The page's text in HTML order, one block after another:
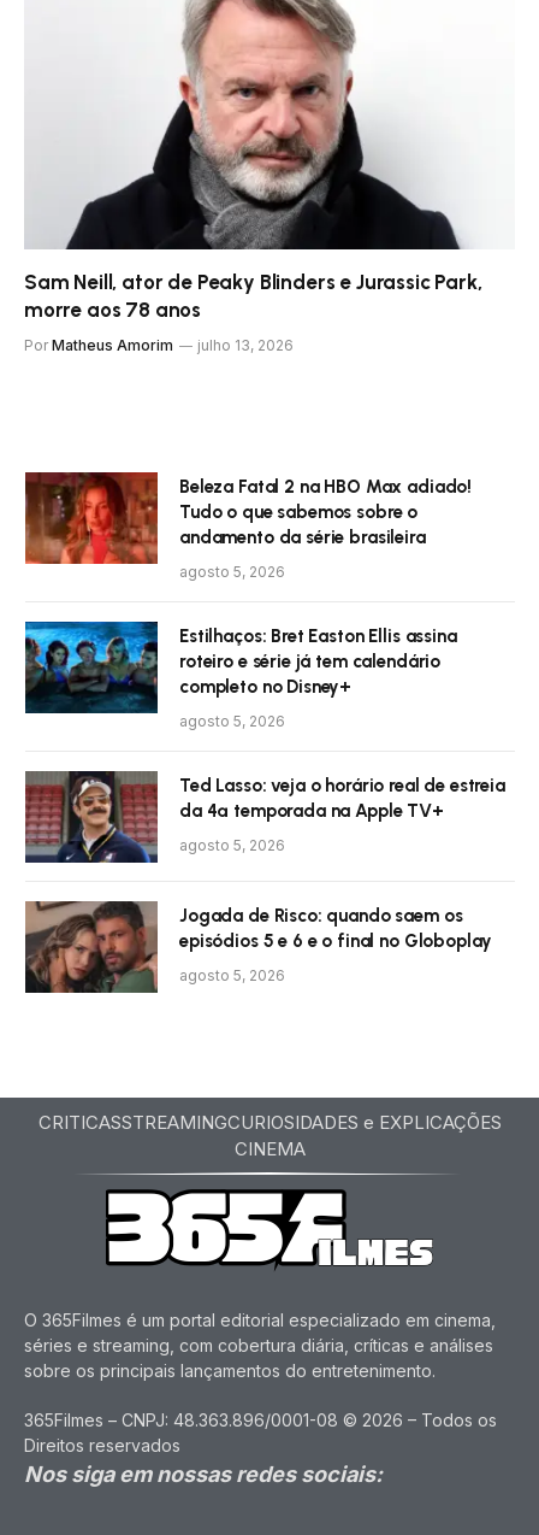
Sam Neill, ator de Peaky Blinders e Jurassic Park,
morre aos 78 anos
Por Matheus Amorim julho 13, 2026
Beleza Fatal 2 na HBO Max adiado!
Tudo o que sabemos sobre o
andamento da série brasileira
agosto 5, 2026
Estilhaços: Bret Easton Ellis assina
roteiro e série já tem calendário
completo no Disney+
agosto 5, 2026
Ted Lasso: veja o horário real de estreia
da 4ª temporada na Apple TV+
agosto 5, 2026
Jogada de Risco: quando saem os
episódios 5 e 6 e o final no Globoplay
agosto 5, 2026
CRITICASSTREAMINGCURIOSIDADES e EXPLICAÇÕES
CINEMA
O 365Filmes é um portal editorial especializado em cinema,
séries e streaming, com cobertura diária, críticas e análises
sobre os principais lançamentos do entretenimento.
365Filmes – CNPJ: 48.363.896/0001-08 © 2026 – Todos os
Direitos reservados
Nos siga em nossas redes sociais: